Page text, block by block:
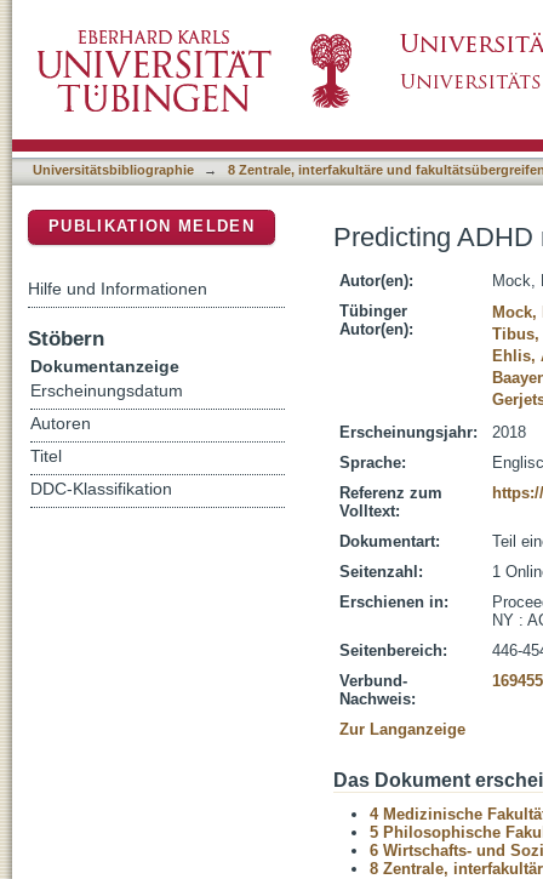
Universitätsbibliographie → 8 Zentrale, interfakultäre und
Predicting ADHD
Autor(en):
Mock,
Tübinger
Autor(en):
Tibus,
Ehlis,
Erscheinungsjahr:
2018
Sprache:
Referenz zum
Volltext:
Dokumentart:
Teil
Seitenzahl:
1
Erschienen in:
NY :
Seitenbereich:
446-
Verbund-
Nachweis:
Zur Langanzeige
Das Dokument
4 Medizinische
5 Philosophische
6 Wirtschafts- und
8 Zentrale,
PUBLIKATION MELDEN
Hilfe und Informationen
Stöbern
Dokumentanzeige
Erscheinungsdatum
Autoren
Titel
DDC-Klassifikation